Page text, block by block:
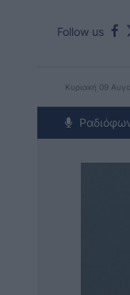
Follow us
Κυριακή 09